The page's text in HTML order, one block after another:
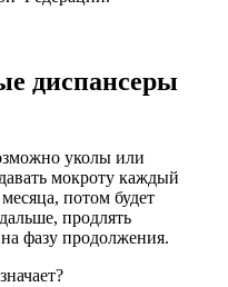
диспансеры
уколы или
мокроту каждый
потом будет
продлять
фазу продолжения.